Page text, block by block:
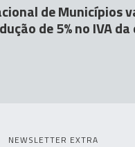
de Municípios
de 5% no IVA
NEWSLETTER EXTRA